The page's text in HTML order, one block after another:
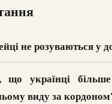
не розуваються у
українці
виду за